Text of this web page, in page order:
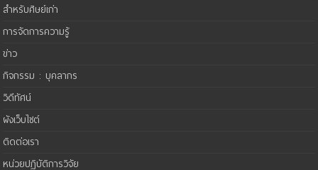
สำหรับศิษย์เก่า
การจัดการความรู้
ข่าว
กิจกรรม : บุคลากร
วิดีทัศน์
ผังเว็บไซต์
ติดต่อเรา
หน่วยปฏิบัติการวิจัย